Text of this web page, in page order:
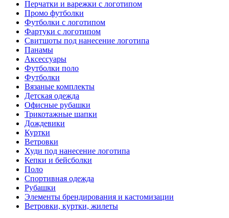
Перчатки и варежки с логотипом
Промо футболки
Футболки с логотипом
Фартуки с логотипом
Свитшоты под нанесение логотипа
Панамы
Аксессуары
Футболки поло
Футболки
Вязаные комплекты
Детская одежда
Офисные рубашки
Трикотажные шапки
Дождевики
Куртки
Ветровки
Худи под нанесение логотипа
Кепки и бейсболки
Поло
Спортивная одежда
Рубашки
Элементы брендирования и кастомизации
Ветровки, куртки, жилеты